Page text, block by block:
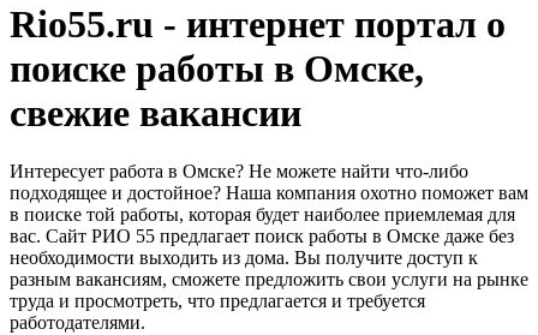
Rio55.ru - интернет портал о
поиске работы в Омске,
свежие вакансии
Интересует работа в Омске? Не можете найти что-либо
подходящее и достойное? Наша компания охотно поможет вам
в поиске той работы, которая будет наиболее приемлемая для
вас. Сайт РИО 55 предлагает поиск работы в Омске даже без
необходимости выходить из дома. Вы получите доступ к
разным вакансиям, сможете предложить свои услуги на рынке
труда и просмотреть, что предлагается и требуется
работодателями.